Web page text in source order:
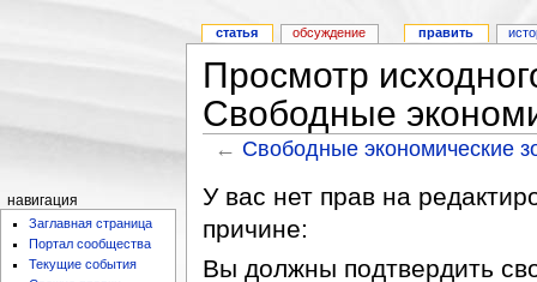
Просмотр
Свободные
← Свободные экономические
У вас нет прав на
причине:
Вы должны подтвердить
статья обсуждение править
навигация
Заглавная страница
Портал сообщества
Текущие события